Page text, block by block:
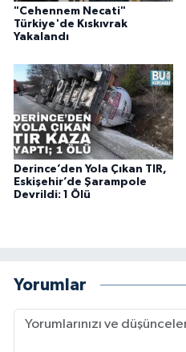
"Cehennem Necati"
Türkiye'de Kıskıvrak
Yakalandı
Derince’den Yola Çıkan TIR,
Eskişehir’de Şarampole
Devrildi: 1 Ölü
Yorumlar